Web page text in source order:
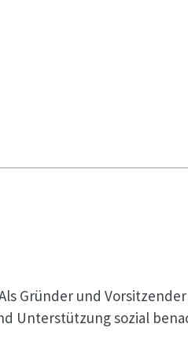
Gründer und
Unterstützung sozial